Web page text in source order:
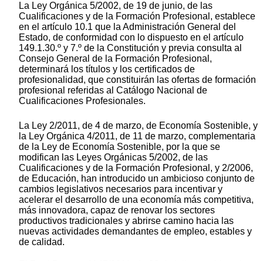
La Ley Orgánica 5/2002, de 19 de junio, de las
Cualificaciones y de la Formación Profesional, establece
en el artículo 10.1 que la Administración General del
Estado, de conformidad con lo dispuesto en el artículo
149.1.30.º y 7.º de la Constitución y previa consulta al
Consejo General de la Formación Profesional,
determinará los títulos y los certificados de
profesionalidad, que constituirán las ofertas de formación
profesional referidas al Catálogo Nacional de
Cualificaciones Profesionales.
La Ley 2/2011, de 4 de marzo, de Economía Sostenible, y
la Ley Orgánica 4/2011, de 11 de marzo, complementaria
de la Ley de Economía Sostenible, por la que se
modifican las Leyes Orgánicas 5/2002, de las
Cualificaciones y de la Formación Profesional, y 2/2006,
de Educación, han introducido un ambicioso conjunto de
cambios legislativos necesarios para incentivar y
acelerar el desarrollo de una economía más competitiva,
más innovadora, capaz de renovar los sectores
productivos tradicionales y abrirse camino hacia las
nuevas actividades demandantes de empleo, estables y
de calidad.